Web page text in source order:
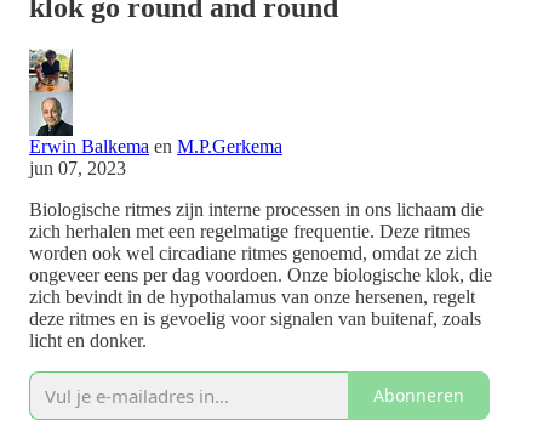
klok go round and round
Erwin Balkema en M.P.Gerkema
jun 07, 2023
Biologische ritmes zijn interne processen in ons lichaam die
zich herhalen met een regelmatige frequentie. Deze ritmes
worden ook wel circadiane ritmes genoemd, omdat ze zich
ongeveer eens per dag voordoen. Onze biologische klok, die
zich bevindt in de hypothalamus van onze hersenen, regelt
deze ritmes en is gevoelig voor signalen van buitenaf, zoals
licht en donker.
Abonneren